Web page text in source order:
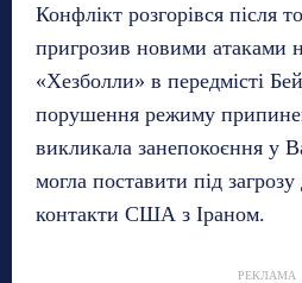
Конфлікт розгорівся після
пригрозив новими атаками
«Хезболли» в передмісті
порушення режиму
викликала занепокоєння у
могла поставити під
контакти США з Іраном.
РЕКЛАМА